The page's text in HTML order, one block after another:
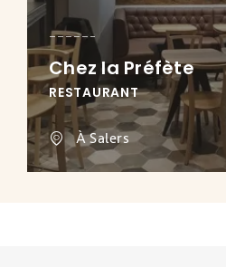
Chez la Préfète
RESTAURANT
À Salers